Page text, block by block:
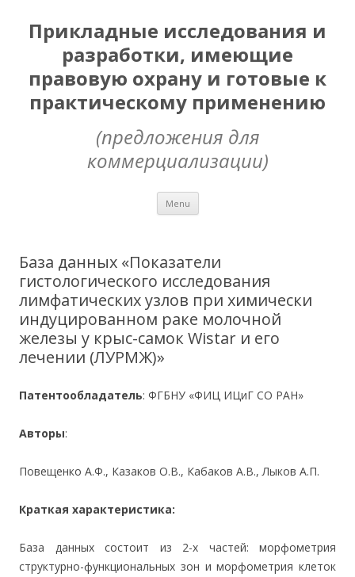
Прикладные исследования и
разработки, имеющие
правовую охрану и готовые к
практическому применению
(предложения для
коммерциализации)
Menu Skip
content
База данных «Показатели
гистологического исследования
лимфатических узлов при химически
индуцированном раке молочной
железы у крыс-самок Wistar и его
лечении (ЛУРМЖ)»
Патентообладатель: ФГБНУ «ФИЦ ИЦиГ СО РАН»
Авторы:
Повещенко А.Ф., Казаков О.В., Кабаков А.В., Лыков А.П.
Краткая характеристика:
База данных состоит из 2-х частей: морфометрия
структурно-функциональных зон и морфометрия клеток